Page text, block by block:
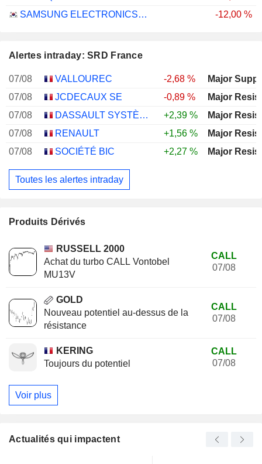
SAMSUNG ELECTRONICS CO., LTD.
-12,00 %
Alertes intraday: SRD France
07/08 VALLOUREC -2,68 %
Major
07/08
JCDECAUX SE -0,89 %
Major
07/08
DASSAULT SYSTÈMES SE +2,39 %
Major
07/08
RENAULT +1,56 %
Major
07/08
SOCIÉTÉ BIC +2,27 % Major
Toutes les alertes intraday
Produits Dérivés
RUSSELL 2000
Achat du turbo CALL Vontobel
MU13V
CALL
07/08
GOLD
Nouveau potentiel au-dessus de la
résistance
CALL
07/08
KERING
Toujours du potentiel
CALL
07/08
Voir plus
Actualités qui impactent